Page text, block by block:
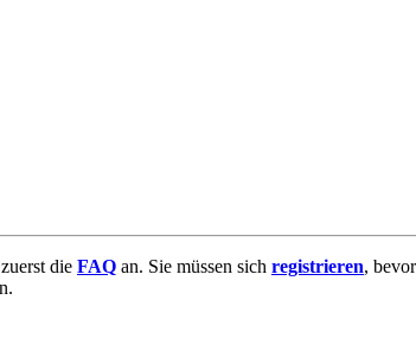
die FAQ an. Sie müssen sich registrieren,